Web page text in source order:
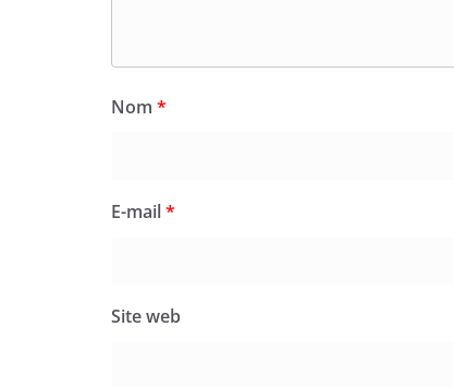
Nom *
E-mail*
Site web